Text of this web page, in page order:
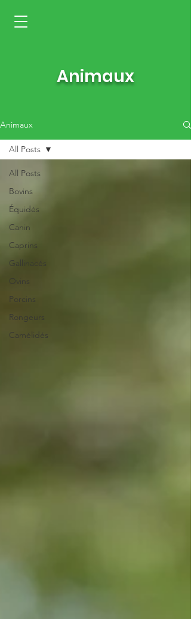
Animaux
Animaux
All Posts
Bovins
Équidés
Canin
Caprins
Gallinacés
Ovins
Porcins
Rongeurs
Camélidés
All Posts